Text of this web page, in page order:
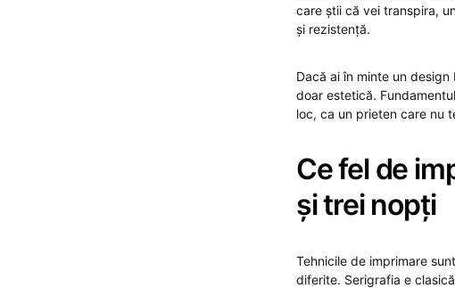
care știi că vei transpira,
și rezistență.
Dacă ai în minte un
doar estetică.
loc, ca un prieten care nu
Ce fel de
și trei nopți
Tehnicile de imprimare
diferite. Serigrafia e